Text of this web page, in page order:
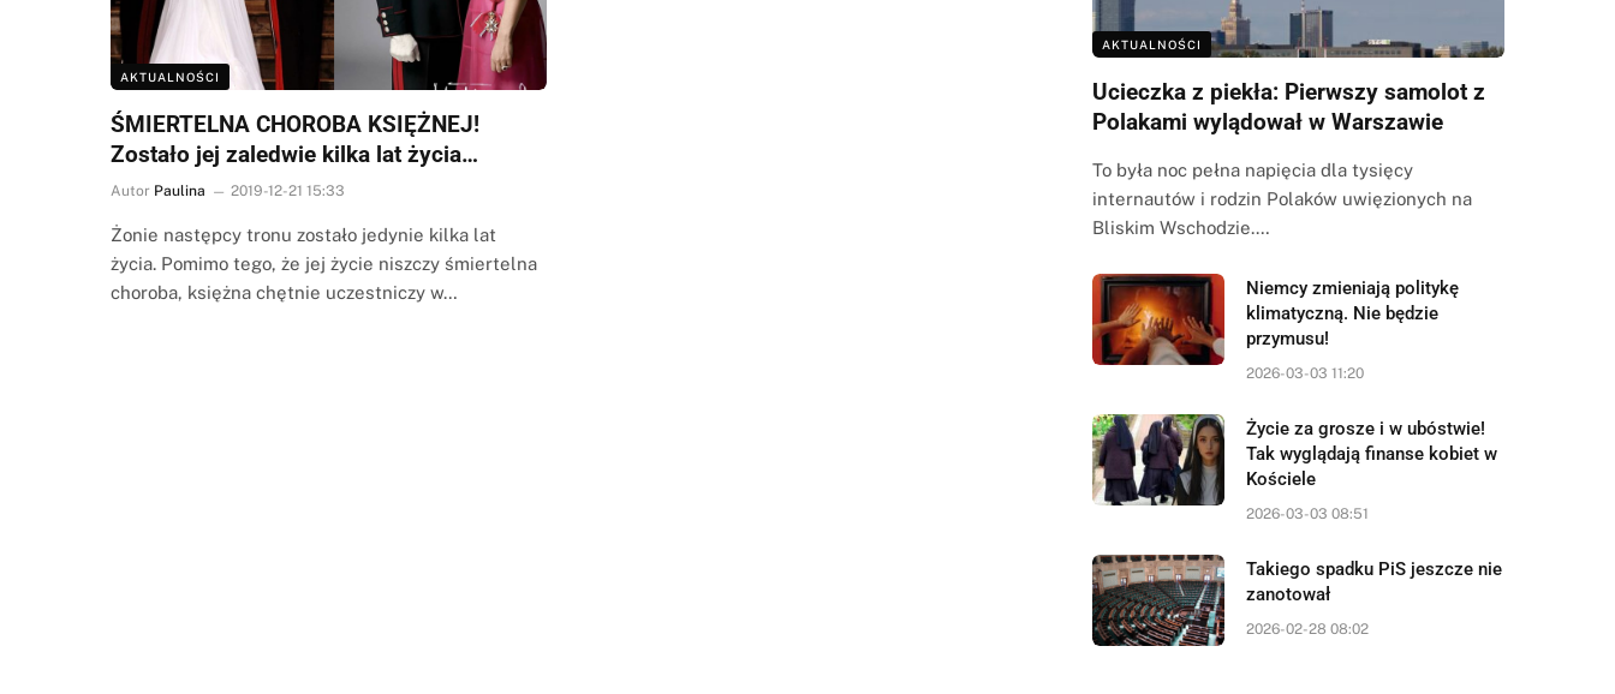
AKTUALNOŚCI
ŚMIERTELNA CHOROBA KSIĘŻNEJ!
Zostało jej zaledwie kilka lat życia…
Autor Paulina 2019-12-21 15:33
Żonie następcy tronu zostało jedynie kilka lat
życia. Pomimo tego, że jej życie niszczy śmiertelna
choroba, księżna chętnie uczestniczy w…
AKTUALNOŚCI
Ucieczka z piekła: Pierwszy samolot z
Polakami wylądował w Warszawie
To była noc pełna napięcia dla tysięcy
internautów i rodzin Polaków uwięzionych na
Bliskim Wschodzie.…
Niemcy zmieniają politykę
klimatyczną. Nie będzie
przymusu!
2026-03-03 11:20
Życie za grosze i w ubóstwie!
Tak wyglądają finanse kobiet w
Kościele
2026-03-03 08:51
Takiego spadku PiS jeszcze nie
zanotował
2026-02-28 08:02